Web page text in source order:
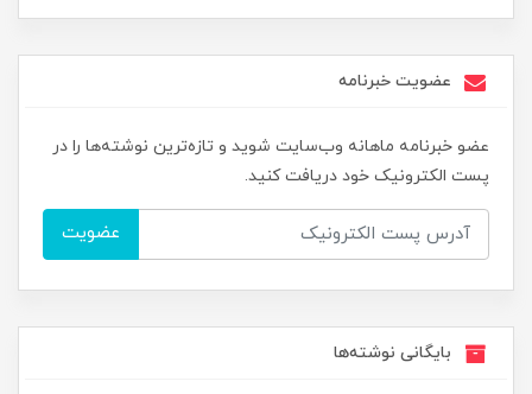
عضویت خبرنامه
عضو خبرنامه ماهانه وب‌سایت شوید و تازه‌ترین نوشته‌ها را در
پست الکترونیک خود دریافت کنید.
عضویت
بایگانی نوشته‌ها